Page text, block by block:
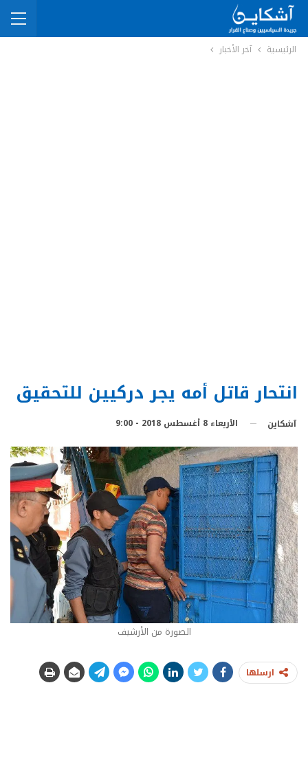
الرئيسية آخر الأخبار
انتحار قاتل أمه يجر دركيين للتحقيق
آشكاين الأربعاء 8 أغسطس 2018 - 9:00
الصورة من الأرشيف
ارسلها